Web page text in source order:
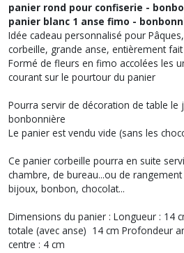
panier rond pour confiserie -
panier blanc 1 anse fimo -
Idée cadeau personnalisé pour
corbeille, grande anse, entièrement
Formé de fleurs en fimo accolées les
courant sur le pourtour du panier
Pourra servir de décoration de table le
bonbonnière
Le panier est vendu vide (sans les
Ce panier corbeille pourra en suite
chambre, de bureau...ou de
bijoux, bonbon, chocolat...
Dimensions du panier : Longueur : 14
totale (avec anse) 14 cm Profondeur
centre : 4 cm